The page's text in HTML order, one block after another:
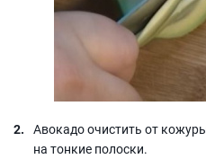
Авокадо очистить от
на тонкие полоски.